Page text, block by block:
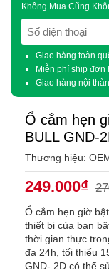
Không Mua Cũng
SĐT
(Required)
Giao hàng toàn
Miễn phí ship đơn
Giao hàng nội
Ổ cắm hẹn
BULL GND-
Thương hiệu:
249.000₫
Ổ cắm hẹn giờ
thiết bị của bạn
thời gian thực
đa 24h, tối thiểu
GND- 2D có thể